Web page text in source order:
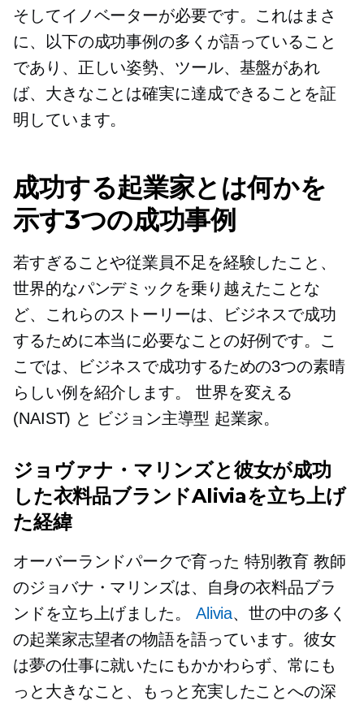
そしてイノベーターが必要です。これはまさ
に、以下の成功事例の多くが語っていること
であり、正しい姿勢、ツール、基盤があれ
ば、大きなことは確実に達成できることを証
明しています。
成功する起業家とは何かを
示す3つの成功事例
若すぎることや従業員不足を経験したこと、
世界的なパンデミックを乗り越えたことな
ど、これらのストーリーは、ビジネスで成功
するために本当に必要なことの好例です。こ
こでは、ビジネスで成功するための3つの素晴
らしい例を紹介します。 世界を変える
(NAIST) と ビジョン主導型 起業家。
ジョヴァナ・マリンズと彼女が成功
した衣料品ブランドAliviaを立ち上げ
た経緯
オーバーランドパークで育った 特別教育 教師
のジョバナ・マリンズは、自身の衣料品ブラ
ンドを立ち上げました。 Alivia、世の中の多く
の起業家志望者の物語を語っています。彼女
は夢の仕事に就いたにもかかわらず、常にも
っと大きなこと、もっと充実したことへの深